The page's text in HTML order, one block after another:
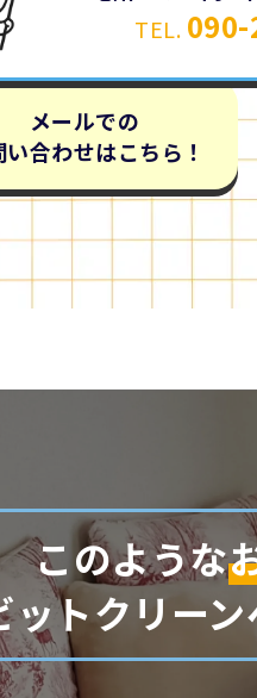
TEL.
メールでの
合わせはこちら！
このような
トクリー